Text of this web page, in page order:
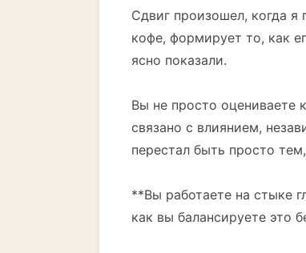
Сдвиг произошел, когда я
кофе, формирует то, как
ясно показали.
Вы не просто оцениваете
связано с влиянием,
перестал быть просто
**Вы работаете на стыке
как вы балансируете это